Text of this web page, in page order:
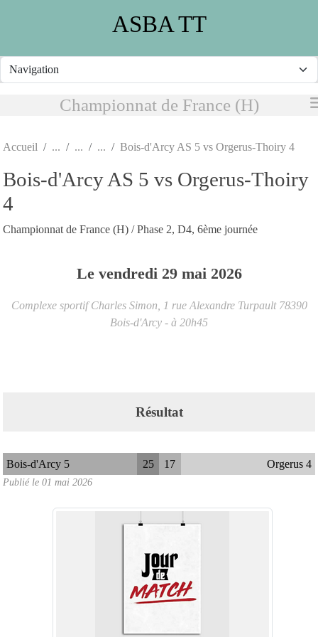
ASBA TT
Championnat de France (H)
Accueil Bois-d'Arcy AS 5 vs Orgerus-Thoiry 4
Bois-d'Arcy AS 5 vs Orgerus-Thoiry
4
Championnat de France (H) / Phase 2, D4, 6ème journée
Le vendredi 29 mai 2026
Complexe sportif Charles Simon, 1 rue Alexandre Turpault 78390
Bois-d'Arcy - à 20h45
Résultat
Bois-d'Arcy 5 25 17 Orgerus 4
Publié le 01 mai 2026